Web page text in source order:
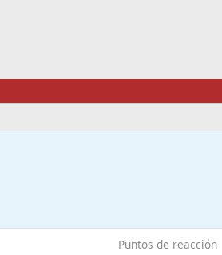
Puntos de reacción